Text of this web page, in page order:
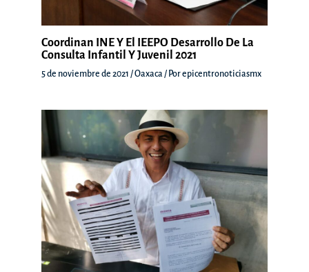
Coordinan INE Y El IEEPO Desarrollo De La
Consulta Infantil Y Juvenil 2021
5 de noviembre de 2021 /Oaxaca / Porepicentronoticiasmx